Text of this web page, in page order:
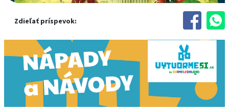
Zdieľať príspevok: